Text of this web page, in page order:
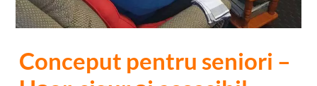
Conceput pentru seniori –